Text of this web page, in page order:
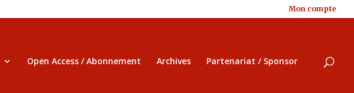
Mon compte
Open Access / Abonnement Archives Partenariat / Sponsor